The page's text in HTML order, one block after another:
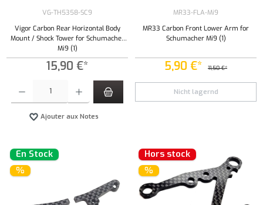
VG-TH5358-SC9
Vigor Carbon Rear Horizontal Body
Mount / Shock Tower for Schumacher
Mi9 (1)
15,90 €*
Quantité de produit : Entrez la quantité souhaitée ou utilisez les boutons pour augmenter
Ajouter aux Notes
MR33-FLA-Mi9
MR33 Carbon Front Lower Arm for
Schumacher Mi9 (1)
5,90 €* 11,50 €*
Nicht lagernd
En Stock
%
Hors stock
%